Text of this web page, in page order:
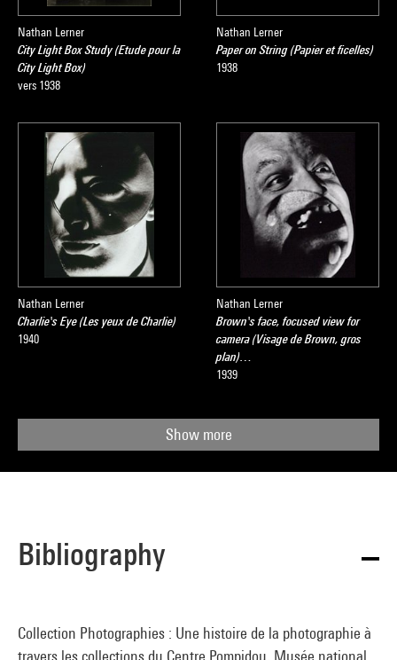
Nathan Lerner
City Light Box Study (Etude pour la
City Light Box)
vers 1938
Nathan Lerner
Paper on String (Papier et ficelles)
1938
Nathan Lerner
Charlie's Eye (Les yeux de Charlie)
1940
Nathan Lerner
Brown's face, focused view for
camera (Visage de Brown, gros
plan)…
1939
Show more
Bibliography
Collection Photographies : Une histoire de la photographie à
travers les collections du Centre Pompidou, Musée national